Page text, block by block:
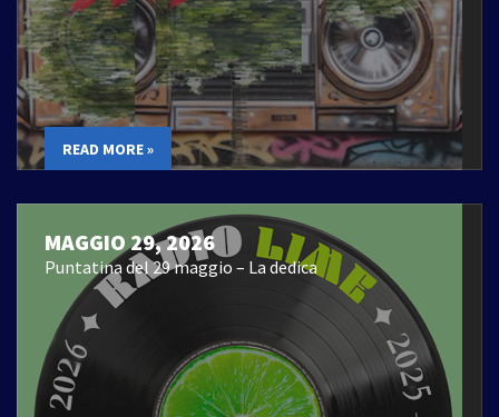
READ MORE »
MAGGIO 29, 2026
Puntatina del 29 maggio – La dedica